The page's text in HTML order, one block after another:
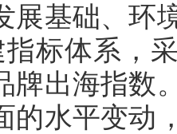
展基础、环
标体系，
牌出海指数
的水平变动